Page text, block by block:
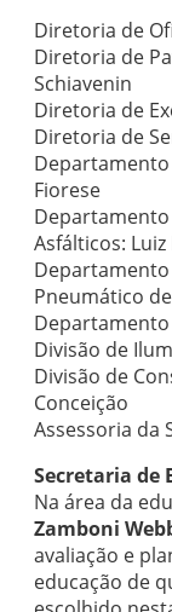
Diretoria de
Diretoria de
Schiavenin
Diretoria de
Diretoria de
Departamento
Fiorese
Asfálticos:
Pneumático
Departamento
Divisão de
Divisão de
Conceição
Assessoria da
Secretaria de
Na área da
Zamboni
avaliação e
educação de